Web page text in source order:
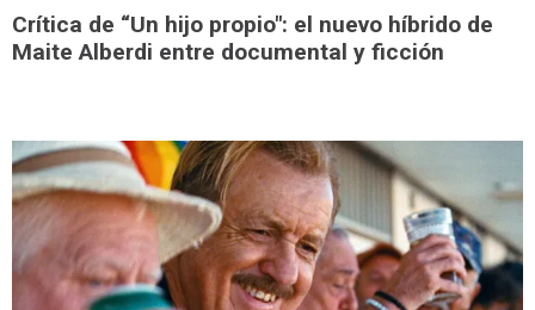
Crítica de “Un hijo propio": el nuevo híbrido de
Maite Alberdi entre documental y ficción